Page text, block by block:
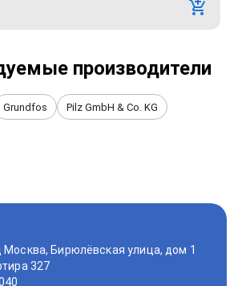
производители
Grundfos Pilz GmbH & Co. KG
Москва, Бирюлёвская улица, дом 1
327